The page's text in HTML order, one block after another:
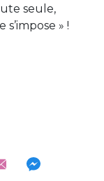
seule,
» !